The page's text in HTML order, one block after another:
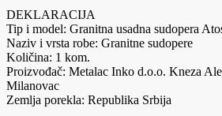
DEKLARACIJA
Tip i model: Granitna usadna sudopera
Naziv i vrsta robe: Granitne sudopere
Količina: 1 kom.
Proizvođač: Metalac Inko d.o.o. Kneza
Milanovac
Zemlja porekla: Republika Srbija